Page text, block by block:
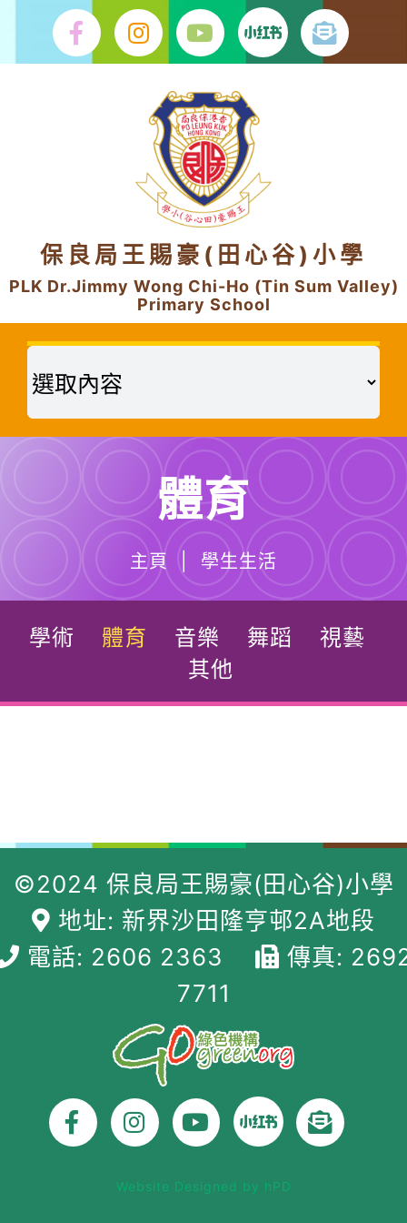
content
保良局王賜豪(田心谷)小學
PLK Dr.Jimmy Wong Chi-Ho (Tin Sum Valley)
Primary School
體育
主頁 | 學生生活
學術 體育 音樂 舞蹈
視藝
其他
©2024 保良局王賜豪(田心谷)小學
地址: 新界沙田隆亨邨2A地段
電話: 2606 2363
傳真:
7711
Website Designed by hPD